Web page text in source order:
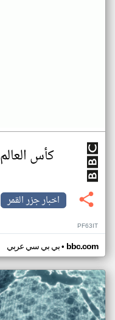
كأس العالم 2026
اخبار جزر القمر
PF63IT
بي بي سي عربي• bbc.com